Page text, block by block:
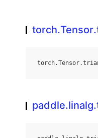
torch.Tensor.